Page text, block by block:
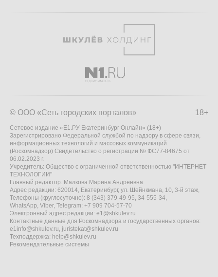
18+
© ООО «Сеть городских порталов»
Сетевое издание «Е1.РУ Екатеринбург Онлайн» (18+)
Зарегистрировано Федеральной службой по надзору в сфере связи,
информационных технологий и массовых коммуникаций
(Роскомнадзор) Свидетельство о регистрации № ФС77-84675 от
06.02.2023 г.
Учредитель: Общество с ограниченной ответственностью "ИНТЕРНЕТ
ТЕХНОЛОГИИ"
Главный редактор: Малкова Марина Андреевна
Адрес редакции: 620014, Екатеринбург, ул. Шейнкмана, 10, 3-й этаж,
Телефоны (круглосуточно): 8 (343) 379-49-95, 34-555-34,
WhatsApp, Viber, Telegram: +7 909 704-57-70
Электронный адрес редакции: e1@shkulev.ru
Контактные данные для Роскомнадзора и государственных органов:
e1info@shkulev.ru, juristekat@shkulev.ru
Техподдержка: help@shkulev.ru
Рекомендательные системы